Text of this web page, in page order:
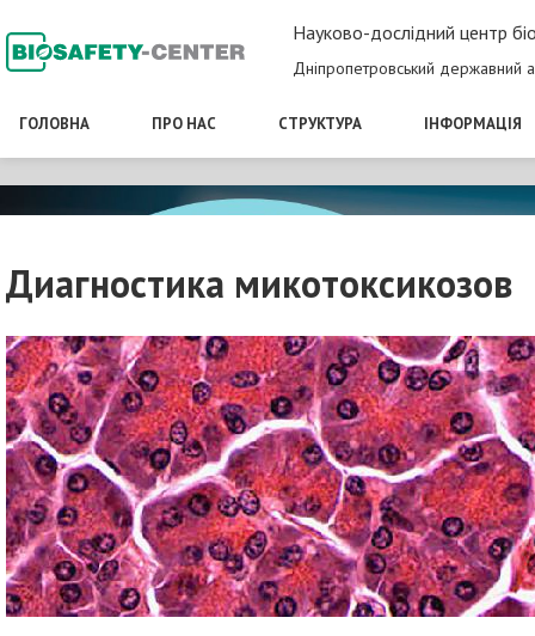
Науково-дослідний центр
Дніпропетровський державний
ГОЛОВНА ПРО НАС СТРУКТУРА ІНФОРМАЦІЯ
Диагностика микотоксикозов